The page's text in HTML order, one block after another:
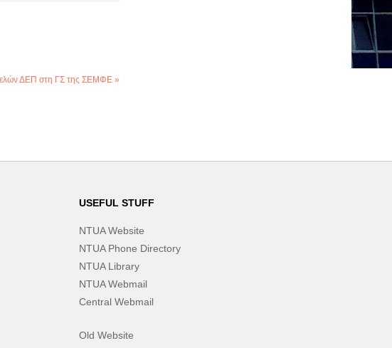
ΔΕΠ στη ΓΣ της ΣΕΜΦΕ »
USEFUL STUFF
NTUA Website
NTUA Phone Directory
NTUA Library
NTUA Webmail
Central Webmail
Old Website